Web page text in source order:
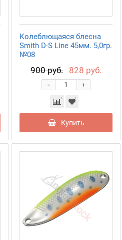
Колеблющаяся блесна
Smith D-S Line 45мм. 5,0гр.
№08
900 руб. 828 руб.
+
-
Купить